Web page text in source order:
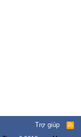
Trợ giúp
R